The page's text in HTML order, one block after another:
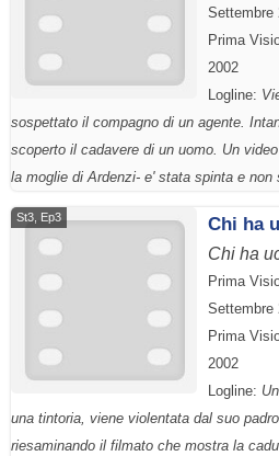
Settembre
Prima
2002
Logline:
sospettato il compagno di un agente.
scoperto il cadavere di un uomo. Un
la moglie di Ardenzi- e' stata spinta e non
St3, Ep3 Chi ha
Chi ha
Prima
Settembre
Prima
2002
Logline:
una tintoria, viene violentata dal suo
riesaminando il filmato che mostra la